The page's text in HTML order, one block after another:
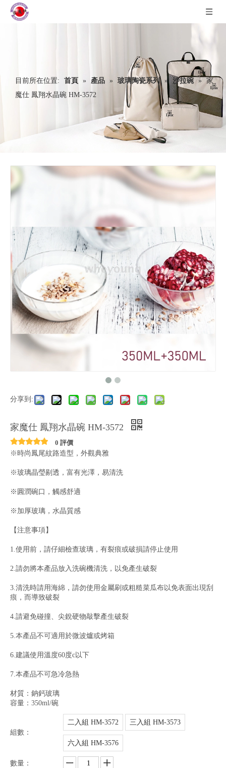
目前所在位置: 首頁 » 產品 » 玻璃陶瓷系列 » 沙拉碗 » 家
魔仕 鳳翔水晶碗 HM-3572
分享到:
家魔仕 鳳翔水晶碗 HM-3572
0 評價
※時尚鳳尾紋路造型，外觀典雅
※玻璃晶瑩剔透，富有光澤，易清洗
※圓潤碗口，觸感舒適
※加厚玻璃，水晶質感
【注意事項】
1.使用前，請仔細檢查玻璃，有裂痕或破損請停止使用
2.請勿將本產品放入洗碗機清洗，以免產生破裂
3.清洗時請用海綿，請勿使用金屬刷或粗糙菜瓜布以免表面出現刮
痕，而導致破裂
4.請避免碰撞、尖銳硬物敲擊產生破裂
5.本產品不可適用於微波爐或烤箱
6.建議使用溫度60度c以下
7.本產品不可急冷急熱
材質：鈉鈣玻璃
容量：350ml/碗
組數：
二入組 HM-3572 三入組 HM-3573
六入組 HM-3576
數量：